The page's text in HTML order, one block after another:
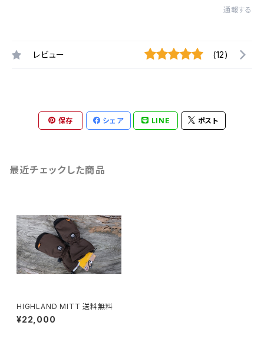
通報する
レビュー (12)
保存 シェア LINE ポスト
最近チェックした商品
HIGHLAND MITT 送料無料
¥22,000